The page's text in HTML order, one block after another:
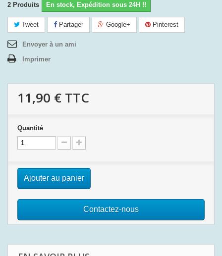
2 Produits En stock, Expédition sous 24H !!
Tweet Partager Google+ Pinterest
Envoyer à un ami
Imprimer
11,90 € TTC
Quantité
Ajouter au panier
Contactez-nous